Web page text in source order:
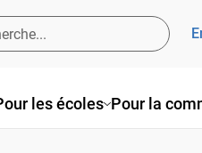
les écoles Pour la